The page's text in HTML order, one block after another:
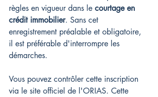
règles en vigueur dans le courtage en
crédit immobilier. Sans cet
enregistrement préalable et obligatoire,
il est préférable d'interrompre les
démarches.
Vous pouvez contrôler cette inscription
via le site officiel de l'ORIAS. Cette